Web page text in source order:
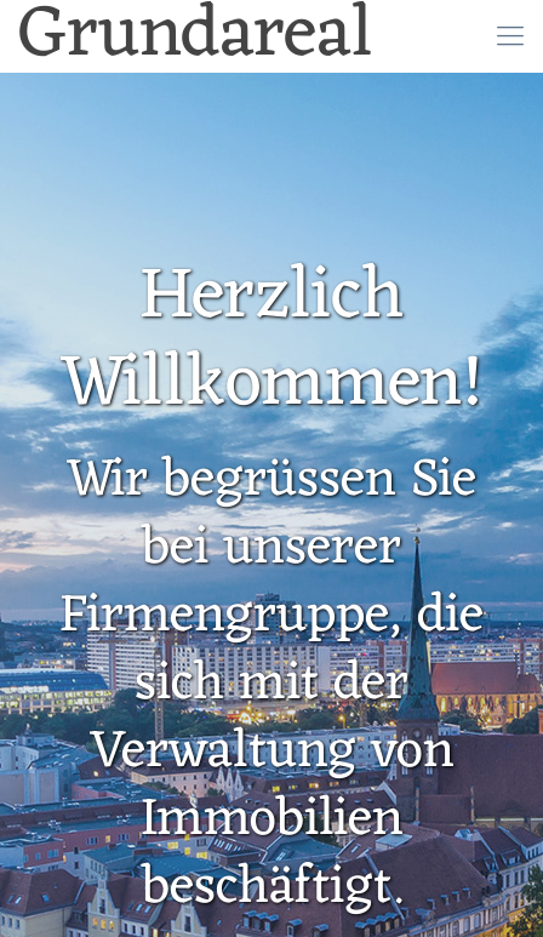
Grundareal
Herzlich
Willkommen!
Wir begrüssen Sie
bei unserer
Firmengruppe, die
sich mit der
Verwaltung von
Immobilien
beschäftigt.